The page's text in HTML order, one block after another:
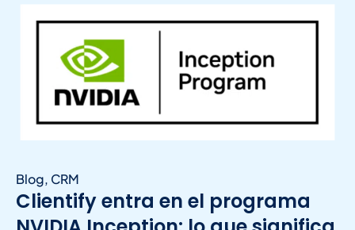
Blog, CRM
Clientify entra en el programa